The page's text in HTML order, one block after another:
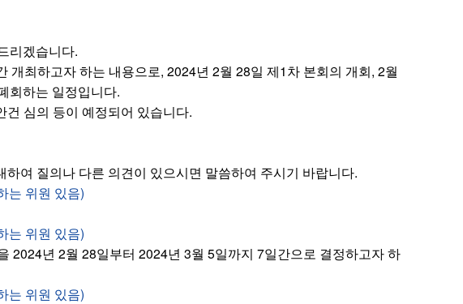
리겠습니다.
최하고자 하는 내용으로, 2024년 2월 28일 제1차 본회의 개회, 2월
회하는 일정입니다.
심의 등이 예정되어 있습니다.
여 질의나 다른 의견이 있으시면 말씀하여 주시기 바랍니다.
는 위원 있음)
는 위원 있음)
2024년 2월 28일부터 2024년 3월 5일까지 7일간으로 결정하고자 하
는 위원 있음)